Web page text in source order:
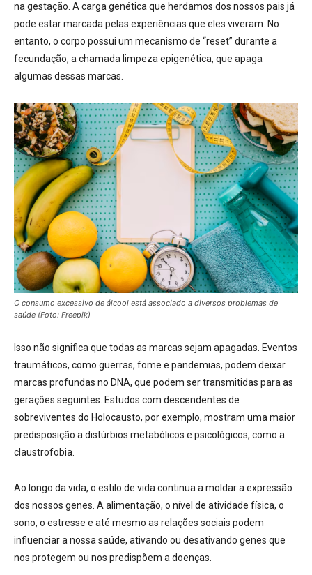
na gestação. A carga genética que herdamos dos nossos pais já
pode estar marcada pelas experiências que eles viveram. No
entanto, o corpo possui um mecanismo de “reset” durante a
fecundação, a chamada limpeza epigenética, que apaga
algumas dessas marcas.
O consumo excessivo de álcool está associado a diversos problemas de
saúde (Foto: Freepik)
Isso não significa que todas as marcas sejam apagadas. Eventos
traumáticos, como guerras, fome e pandemias, podem deixar
marcas profundas no DNA, que podem ser transmitidas para as
gerações seguintes. Estudos com descendentes de
sobreviventes do Holocausto, por exemplo, mostram uma maior
predisposição a distúrbios metabólicos e psicológicos, como a
claustrofobia.
Ao longo da vida, o estilo de vida continua a moldar a expressão
dos nossos genes. A alimentação, o nível de atividade física, o
sono, o estresse e até mesmo as relações sociais podem
influenciar a nossa saúde, ativando ou desativando genes que
nos protegem ou nos predispõem a doenças.